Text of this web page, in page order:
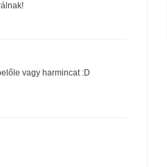
vagy harmincat :D